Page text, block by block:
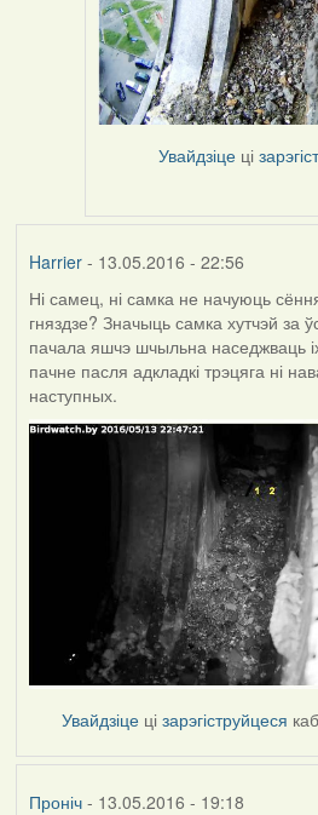
Увайдзіце ці
Harrier- 13.05.2016 - 22:56
Ні самец, ні самка не начуюць
гняздзе? Значыць самка хутчэй за
пачала яшчэ шчыльна наседжваць
пачне пасля адкладкі трэцяга ні
наступных.
Увайдзіце цізарэгіструйцеся
Проніч- 13.05.2016 - 19:18